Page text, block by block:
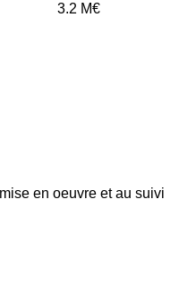
3.2 M€
en oeuvre et au suivi